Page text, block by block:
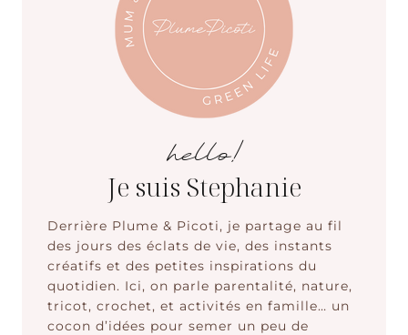
hello!
Je suis Stephanie
Derrière Plume & Picoti, je partage au fil
des jours des éclats de vie, des instants
créatifs et des petites inspirations du
quotidien. Ici, on parle parentalité, nature,
tricot, crochet, et activités en famille… un
cocon d’idées pour semer un peu de